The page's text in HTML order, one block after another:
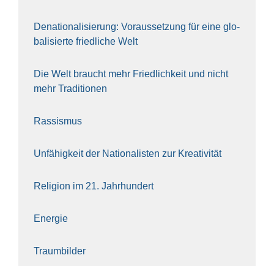
Dena­tio­na­li­sie­rung: Vor­aus­set­zung für eine glo­
ba­li­sier­te fried­li­che Welt
Die Welt braucht mehr Fried­lich­keit und nicht
mehr Tra­di­tio­nen
Ras­sis­mus
Unfä­hig­keit der Natio­na­lis­ten zur Krea­ti­vi­tät
Reli­gi­on im 21. Jahr­hun­dert
Ener­gie
Traum­bil­der